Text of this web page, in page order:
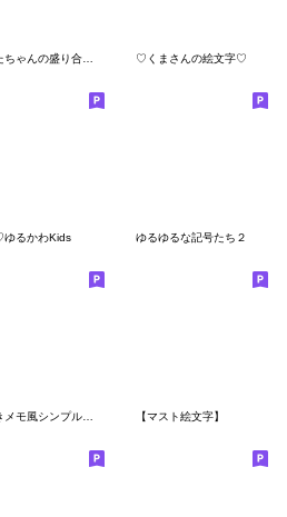
♡くまさんの絵文字♡
るかわKids ゆるゆるな記号たち２
手書きメモ風シンプル絵文字 【マスト絵文字】